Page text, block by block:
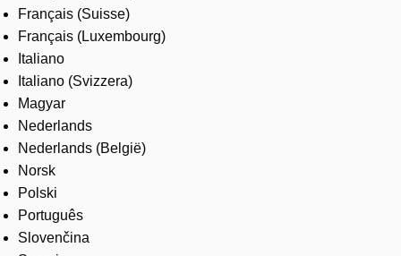
Français (Suisse)
Français (Luxembourg)
Italiano
Italiano (Svizzera)
Magyar
Nederlands
Nederlands (België)
Norsk
Polski
Português
Slovenčina